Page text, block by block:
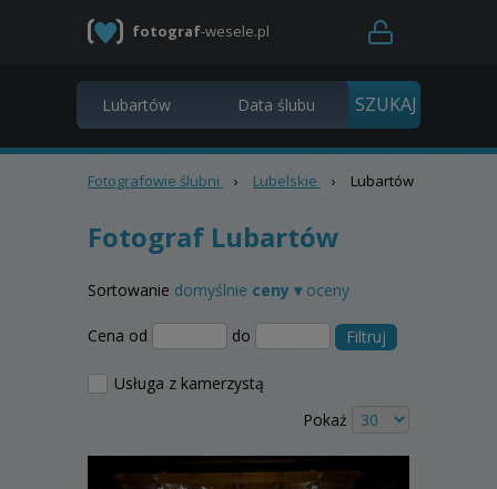
fotograf-wesele.pl
Fotografowie ślubni › Lubelskie › Lubartów
Fotograf Lubartów
Sortowanie domyślnie ceny ▾ oceny
Cena od do Filtruj
Usługa z kamerzystą
Pokaż